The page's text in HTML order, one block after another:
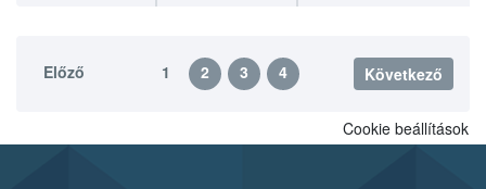
Előző 1 2 3 4 Következő
Cookie beállítások